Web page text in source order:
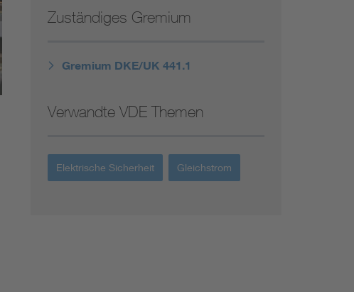
Niederspannungsrichtlinie
Zuständiges Gremium
Gremium DKE/UK 441.1
Verwandte VDE Themen
Elektrische Sicherheit Gleichstrom